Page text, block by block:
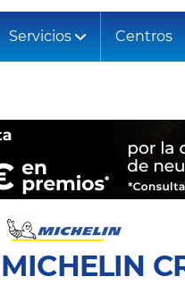
Servicios Centros
MICHELIN